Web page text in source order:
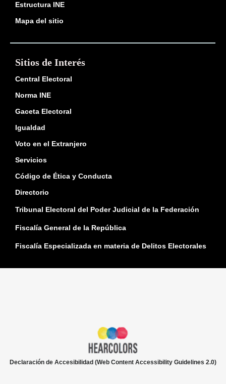
Estructura INE
Mapa del sitio
Sitios de Interés
Central Electoral
Norma INE
Gaceta Electoral
Igualdad
Voto en el Extranjero
Servicios
Código de Ética y Conducta
Directorio
Tribunal Electoral del Poder Judicial de la Federación
Fiscalía General de la República
Fiscalía Especializada en materia de Delitos Electorales
Declaración de Accesibilidad (Web Content Accessibility Guidelines 2.0)